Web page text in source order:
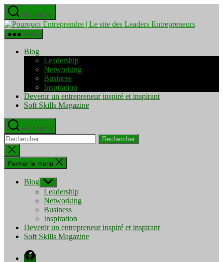
Aller
au
contenu
Recherche
Pourquoi
Menu
Blog
Leadership
Networking
Business
Inspiration
Devenir un entrepreneur inspiré et inspirant
Soft Skills Magazine
Recherche
Rechercher :
Fermer
la
recherche
Fermer le menu
Blog Afficher
le
sous-
menu
Leadership
Networking
Business
Inspiration
Devenir un entrepreneur inspiré et inspirant
Soft Skills Magazine
Facebook